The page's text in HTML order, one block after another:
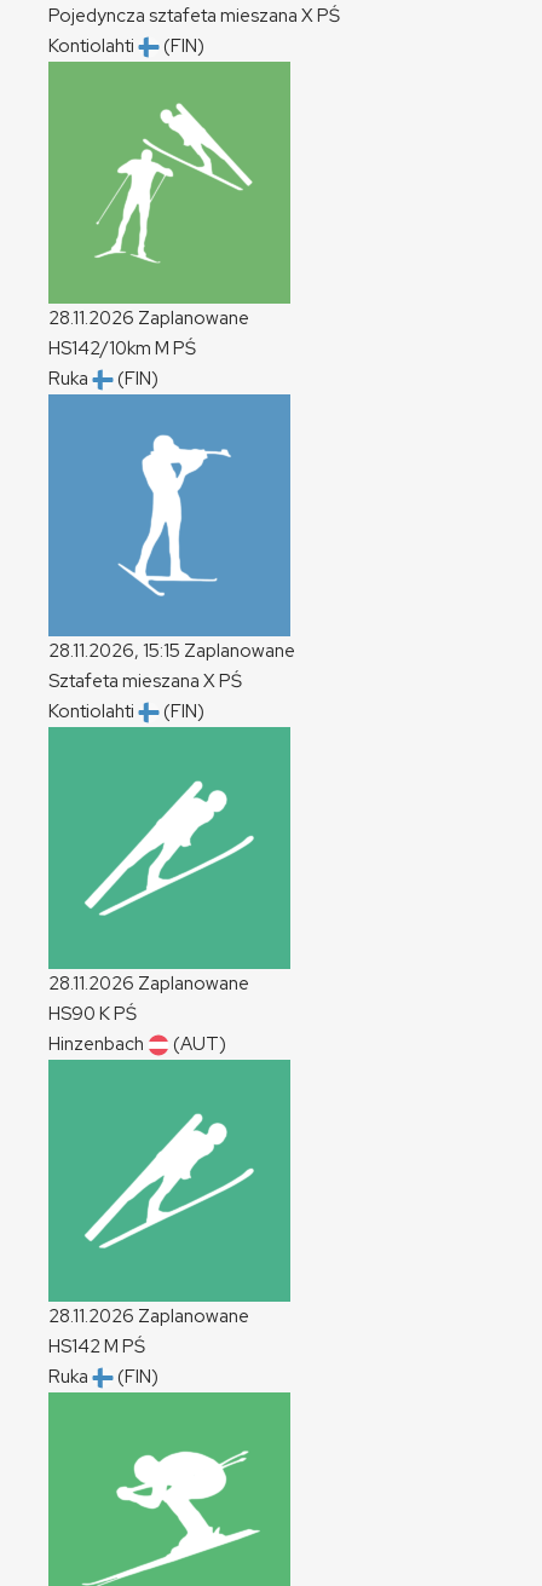
Pojedyncza sztafeta mieszana XPŚ
Kontiolahti
(FIN)
28.11.2026 Zaplanowane
HS142/10km M PŚ
Ruka
(FIN)
28.11.2026, 15:15 Zaplanowane
Sztafeta mieszana XPŚ
Kontiolahti
(FIN)
28.11.2026 Zaplanowane
HS90 KPŚ
Hinzenbach
(AUT)
28.11.2026 Zaplanowane
HS142M PŚ
Ruka
(FIN)